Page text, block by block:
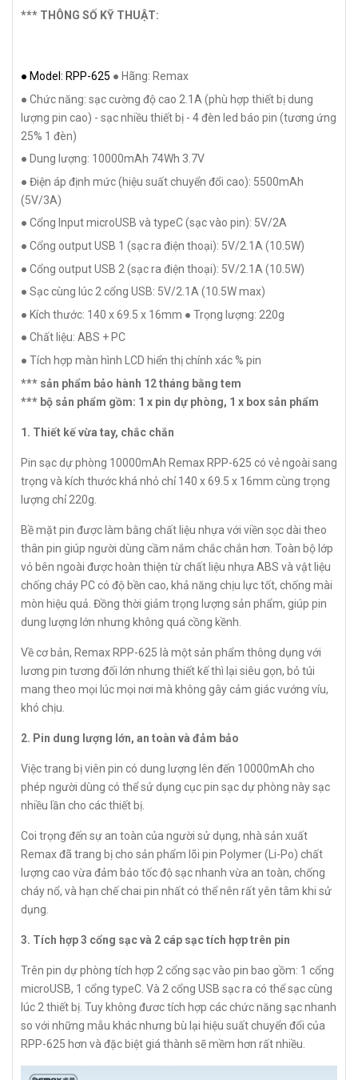
*** THÔNG SỐ KỸ THUẬT:
● Model: RPP-625 ● Hãng: Remax
● Chức năng: sạc cường độ cao 2.1A (phù hợp thiết bị dung
lượng pin cao) - sạc nhiều thiết bị - 4 đèn led báo pin (tương ứng
25% 1 đèn)
● Dung lượng: 10000mAh 74Wh 3.7V
● Điện áp định mức (hiệu suất chuyển đổi cao): 5500mAh
(5V/3A)
● Cổng Input microUSB và typeC (sạc vào pin): 5V/2A
● Cổng output USB 1 (sạc ra điện thoại): 5V/2.1A (10.5W)
● Cổng output USB 2 (sạc ra điện thoại): 5V/2.1A (10.5W)
● Sạc cùng lúc 2 cổng USB: 5V/2.1A (10.5W max)
● Kích thước: 140 x 69.5 x 16mm ● Trọng lượng: 220g
● Chất liệu: ABS + PC
● Tích hợp màn hình LCD hiển thị chính xác % pin
*** sản phẩm bảo hành 12 tháng bằng tem
*** bộ sản phẩm gồm: 1 x pin dự phòng, 1 x box sản phẩm
1. Thiết kế vừa tay, chắc chắn
Pin sạc dự phòng 10000mAh Remax RPP-625 có vẻ ngoài sang
trọng và kích thước khá nhỏ chỉ 140 x 69.5 x 16mm cùng trọng
lượng chỉ 220g.
Bề mặt pin được làm bằng chất liệu nhựa với viền sọc dài theo
thân pin giúp người dùng cầm nắm chắc chắn hơn. Toàn bộ lớp
vỏ bên ngoài được hoàn thiện từ chất liệu nhựa ABS và vật liệu
chống cháy PC có độ bền cao, khả năng chịu lực tốt, chống mài
mòn hiệu quả. Đồng thời giảm trọng lượng sản phẩm, giúp pin
dung lượng lớn nhưng không quá cồng kềnh.
Về cơ bản, Remax RPP-625 là một sản phẩm thông dụng với
lương pin tương đối lớn nhưng thiết kế thì lại siêu gọn, bỏ túi
mang theo mọi lúc mọi nơi mà không gây cảm giác vướng víu,
khó chịu.
2. Pin dung lượng lớn, an toàn và đảm bảo
Việc trang bị viên pin có dung lượng lên đến 10000mAh cho
phép người dùng có thể sử dụng cục pin sạc dự phòng này sạc
nhiều lần cho các thiết bị.
Coi trọng đến sự an toàn của người sử dụng, nhà sản xuất
Remax đã trang bị cho sản phẩm lõi pin Polymer (Li-Po) chất
lượng cao vừa đảm bảo tốc độ sạc nhanh vừa an toàn, chống
cháy nổ, và hạn chế chai pin nhất có thể nên rất yên tâm khi sử
dụng.
3. Tích hợp 3 cổng sạc và 2 cáp sạc tích hợp trên pin
Trên pin dự phòng tích hợp 2 cổng sạc vào pin bao gồm: 1 cổng
microUSB, 1 cổng typeC. Và 2 cổng USB sạc ra có thể sạc cùng
lúc 2 thiết bị. Tuy không đươc tích hợp các chức năng sạc nhanh
so với những mẫu khác nhưng bù lại hiệu suất chuyển đổi của
RPP-625 hơn và đặc biệt giá thành sẽ mềm hơn rất nhiều.